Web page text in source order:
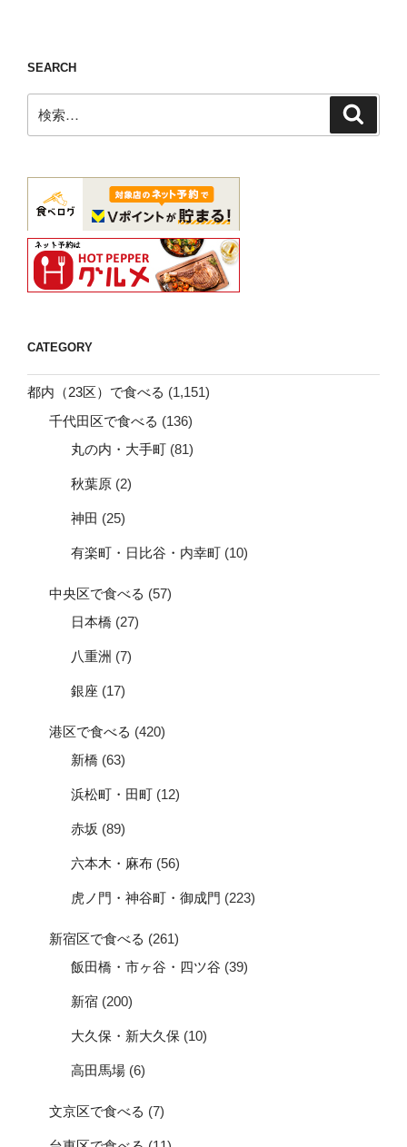
SEARCH
索:
CATEGORY
都内（23区）で食べる (1,151)
千代田区で食べる (136)
丸の内・大手町 (81)
秋葉原 (2)
神田 (25)
有楽町・日比谷・内幸町 (10)
中央区で食べる (57)
日本橋 (27)
八重洲 (7)
銀座 (17)
港区で食べる (420)
新橋 (63)
浜松町・田町 (12)
赤坂 (89)
六本木・麻布 (56)
虎ノ門・神谷町・御成門 (223)
新宿区で食べる (261)
飯田橋・市ヶ谷・四ツ谷 (39)
新宿 (200)
大久保・新大久保 (10)
高田馬場 (6)
文京区で食べる (7)